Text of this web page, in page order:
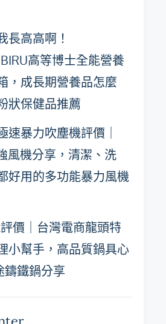
長高高啊！
高等博士全能營養
，成長期營養品怎麼
狀保健品推薦
速暴力吹塵機評價｜
風機分享，清潔、洗
好用的多功能暴力風機
價｜台灣電商龍頭特
小幫手，高品質鍋具心
鑄鐵鍋分享